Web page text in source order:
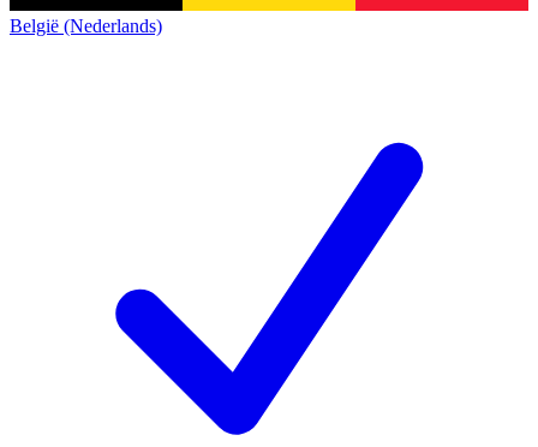
België (Nederlands)